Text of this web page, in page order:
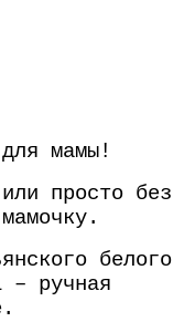
мамы!
просто без
белого
– ручная